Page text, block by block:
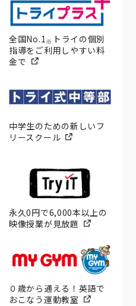
全国No.1※ トライの個別
指導をご利用しやすい料
金で
中学生のための新しいフ
リースクール
永久0円で6,000本以上の
映像授業が見放題
０歳から通える！英語で
おこなう運動教室